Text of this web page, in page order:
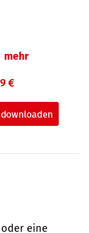
mehr
€
eine